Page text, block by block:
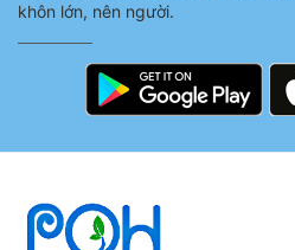
khôn lớn, nên người.